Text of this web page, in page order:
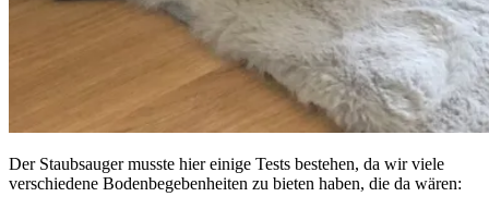
Der Staubsauger musste hier einige Tests bestehen, da wir viele
verschiedene Bodenbegebenheiten zu bieten haben, die da wären: